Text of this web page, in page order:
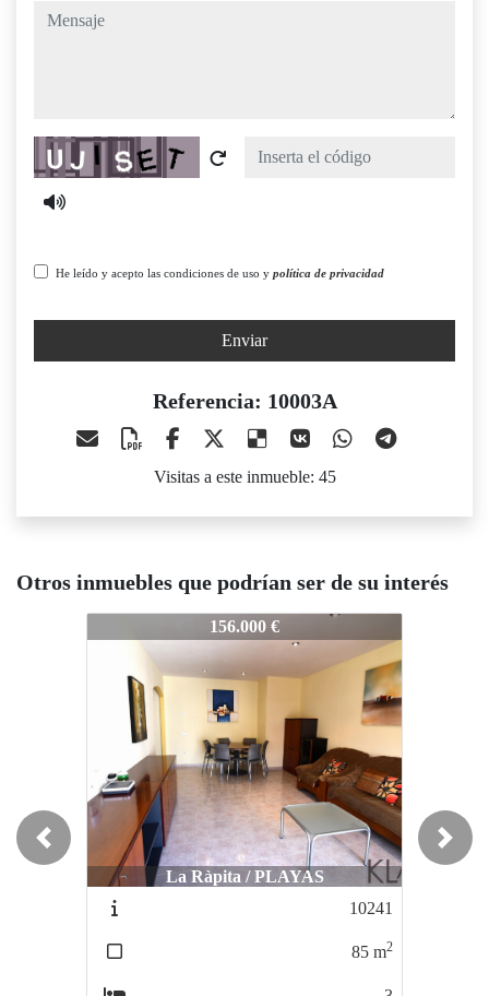
mensaje
Captcha
He leído y acepto las condiciones de uso y política de privacidad
Enviar
Referencia: 10003A
Visitas a este inmueble: 45
Otros inmuebles que podrían ser de su interés
La Ràpita / PLAYAS
325.000 €
Sant Jaume d Enveja / centrica
30032P
170
Previous Next